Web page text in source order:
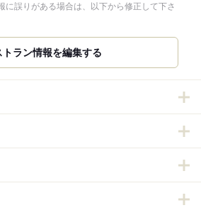
誤りがある場合は、以下から修正して下さ